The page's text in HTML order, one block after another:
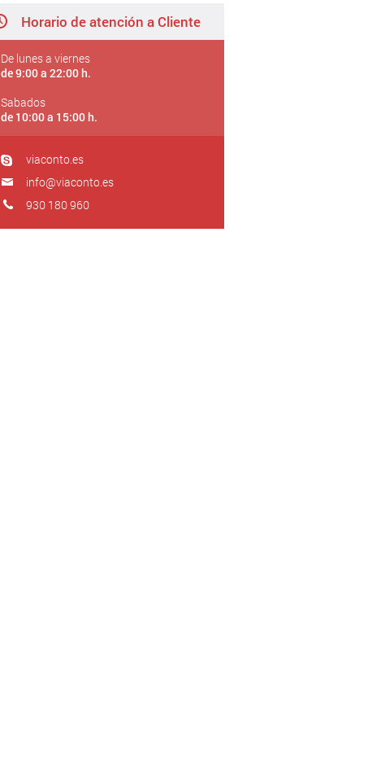
Horario de atención a Cliente
De lunes a viernes
de 9:00 a 22:00 h.
Sabados
de 10:00 a 15:00 h.
viaconto.es
info@viaconto.es
930 180 960